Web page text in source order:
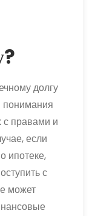
долгу
понимания
с правами и
если
ипотеке,
с
может